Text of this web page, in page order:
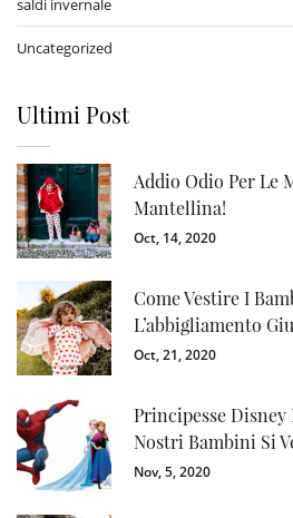
Uncategorized
Ultimi Post
Addio Odio Per Le
Mantellina!
Oct, 14, 2020
Come Vestire I
L’abbigliamento
Oct, 21, 2020
Principesse Disney
Nostri Bambini Si
Nov, 5, 2020